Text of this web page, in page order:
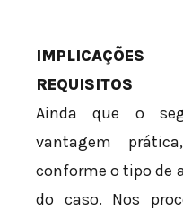
REQUISITOS
Ainda que o
vantagem
conforme o tipo de
do caso. Nos